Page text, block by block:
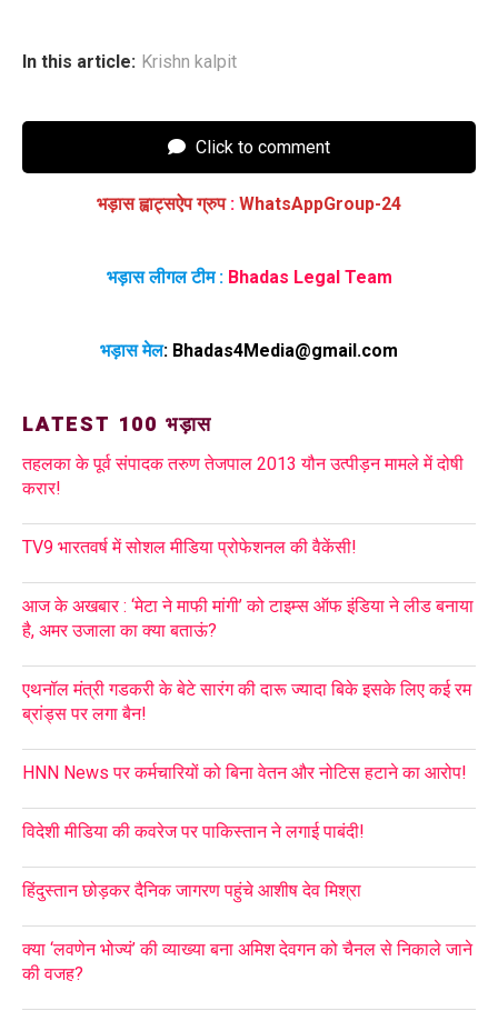
In this article: Krishn kalpit
Click to comment
भड़ास ह्वाट्सऐप ग्रुप : WhatsAppGroup-24
भड़ास लीगल टीम : Bhadas Legal Team
भड़ास मेल: Bhadas4Media@gmail.com
LATEST 100 भड़ास
तहलका के पूर्व संपादक तरुण तेजपाल 2013 यौन उत्पीड़न मामले में दोषी
करार!
TV9 भारतवर्ष में सोशल मीडिया प्रोफेशनल की वैकेंसी!
आज के अखबार : ‘मेटा ने माफी मांगी’ को टाइम्स ऑफ इंडिया ने लीड बनाया
है, अमर उजाला का क्या बताऊं?
एथनॉल मंत्री गडकरी के बेटे सारंग की दारू ज्यादा बिके इसके लिए कई रम
ब्रांड्स पर लगा बैन!
HNN News पर कर्मचारियों को बिना वेतन और नोटिस हटाने का आरोप!
विदेशी मीडिया की कवरेज पर पाकिस्तान ने लगाई पाबंदी!
हिंदुस्तान छोड़कर दैनिक जागरण पहुंचे आशीष देव मिश्रा
क्या ‘लवणेन भोज्यं’ की व्याख्या बना अमिश देवगन को चैनल से निकाले जाने
की वजह?